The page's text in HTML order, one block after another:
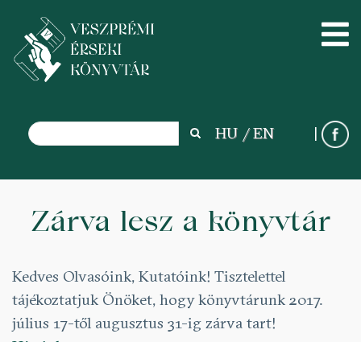
tartalomra
Search
Search HU EN
Zárva lesz a könyvtár
Kedves Olvasóink, Kutatóink! Tisztelettel
tájékoztatjuk Önöket, hogy könyvtárunk 2017.
július 17-től augusztus 31-ig zárva tart!